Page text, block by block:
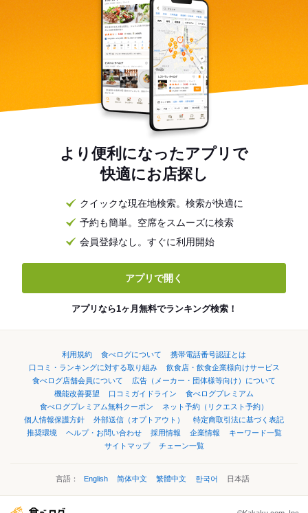
より便利になったアプリで
快適にお店探し
クイックな現在地検索。検索が快適に
予約も簡単。空席をスムーズに検索
会員登録なし。すぐに利用開始
アプリで開く
アプリなら1ヶ月無料でランキング検索！
利用規約 食べログについて
携帯電話番号認証とは
口コミ・ランキングに対する取り組み
飲食店・飲食企業様向けサービス
食べログ店舗会員について
広告（メーカー・団体様等向け）について
機能改善要望
口コミガイドライン
食べログプレミアム
食べログプレミアム無料クーポン
ネット予約（リクエスト予約）
個人情報保護方針
外部送信（オプトアウト）
特定商取引法に基づく表記
推奨環境
ヘルプ・お問い合わせ 採用情報 企業情報
キーワード一覧
サイトマップ
チェーン一覧
言語： English 简体中文 繁體中文 한국어 日本語